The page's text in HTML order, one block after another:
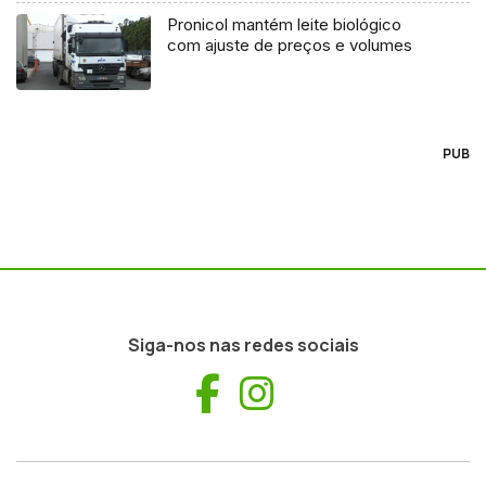
Pronicol mantém leite biológico
com ajuste de preços e volumes
PUB
Siga-nos nas redes sociais
Facebook